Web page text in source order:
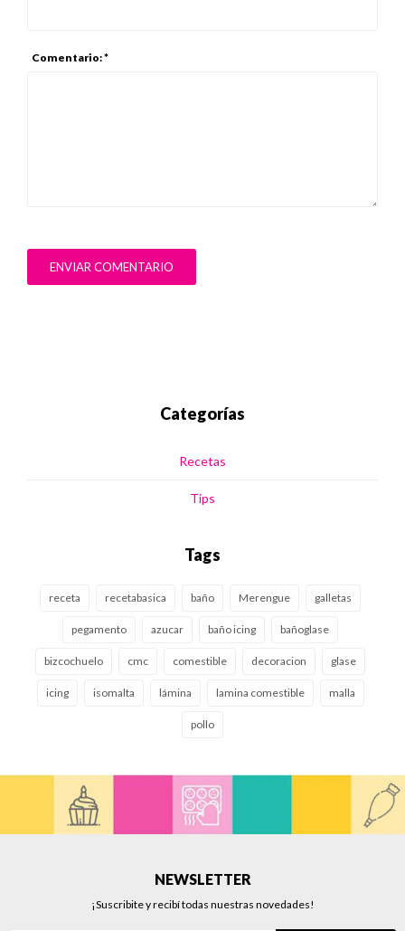
Comentario: *
ENVIAR COMENTARIO
Categorías
Recetas
Tips
Tags
receta recetabasica baño Merengue galletas
pegamento azucar baño icing bañoglase
bizcochuelo cmc comestible decoracion glase
icing isomalta lámina lamina comestible malla
pollo
NEWSLETTER
¡Suscribite y recibí todas nuestras novedades!